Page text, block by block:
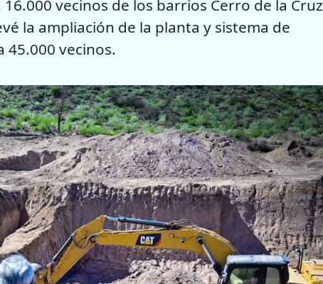
vecinos de los barrios Cerro de la Cruz
la ampliación de la planta y sistema de
vecinos.